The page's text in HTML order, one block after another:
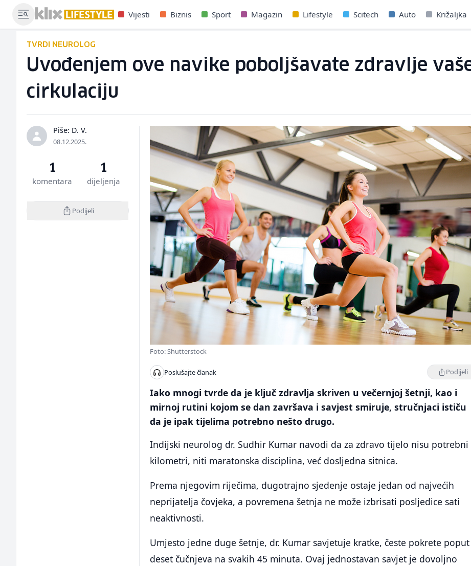
Vijesti Biznis Sport Magazin Lifestyle Scitech Auto Križaljka
TVRDI NEUROLOG
Uvođenjem ove navike poboljšavate zdravlje
cirkulaciju
Piše: D. V.
08.12.2025.
1
komentara
1
dijeljenja
Podijeli
Foto: Shutterstock
Poslušajte članak Podijeli
Iako mnogi tvrde da je ključ zdravlja skriven u večernjoj šetnji, kao i
mirnoj rutini kojom se dan završava i savjest smiruje, stručnjaci ističu
da je ipak tijelima potrebno nešto drugo.
Indijski neurolog dr. Sudhir Kumar navodi da za zdravo tijelo nisu potrebni
kilometri, niti maratonska disciplina, već dosljedna sitnica.
Prema njegovim riječima, dugotrajno sjedenje ostaje jedan od najvećih
neprijatelja čovjeka, a povremena šetnja ne može izbrisati posljedice sati
neaktivnosti.
Umjesto jedne duge šetnje, dr. Kumar savjetuje kratke, česte pokrete poput
deset čučnjeva na svakih 45 minuta. Ovaj jednostavan savjet je dovoljno